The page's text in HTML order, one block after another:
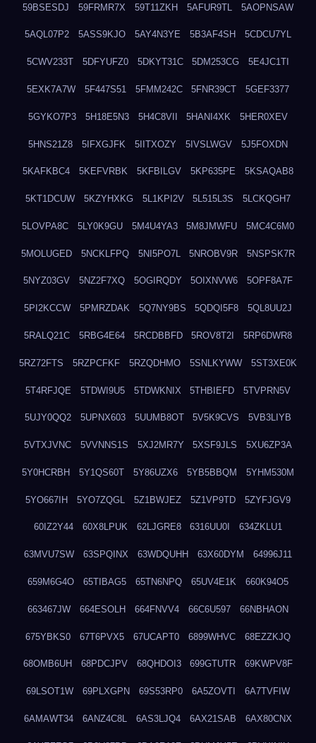
59BSESDJ 59FRMR7X 59T11ZKH 5AFUR9TL 5AOPNSAW
5AQL07P2 5ASS9KJO 5AY4N3YE 5B3AF4SH 5CDCU7YL
5CWV233T 5DFYUFZ0 5DKYT31C 5DM253CG 5E4JC1TI
5EXK7A7W 5F447S51 5FMM242C 5FNR39CT 5GEF3377
5GYKO7P3 5H18E5N3 5H4C8VII 5HANI4XK 5HER0XEV
5HNS21Z8 5IFXGJFK 5IITXOZY 5IVSLWGV 5J5FOXDN
5KAFKBC4 5KEFVRBK 5KFBILGV 5KP635PE 5KSAQAB8
5KT1DCUW 5KZYHXKG 5L1KPI2V 5L515L3S 5LCKQGH7
5LOVPA8C 5LY0K9GU 5M4U4YA3 5M8JMWFU 5MC4C6M0
5MOLUGED 5NCKLFPQ 5NI5PO7L 5NROBV9R 5NSPSK7R
5NYZ03GV 5NZ2F7XQ 5OGIRQDY 5OIXNVW6 5OPF8A7F
5PI2KCCW 5PMRZDAK 5Q7NY9BS 5QDQI5F8 5QL8UU2J
5RALQ21C 5RBG4E64 5RCDBBFD 5ROV8T2I 5RP6DWR8
5RZ72FTS 5RZPCFKF 5RZQDHMO 5SNLKYWW 5ST3XE0K
5T4RFJQE 5TDWI9U5 5TDWKNIX 5THBIEFD 5TVPRN5V
5UJY0QQ2 5UPNX603 5UUMB8OT 5V5K9CVS 5VB3LIYB
5VTXJVNC 5VVNNS1S 5XJ2MR7Y 5XSF9JLS 5XU6ZP3A
5Y0HCRBH 5Y1QS60T 5Y86UZX6 5YB5BBQM 5YHM530M
5YO667IH 5YO7ZQGL 5Z1BWJEZ 5Z1VP9TD 5ZYFJGV9
60IZ2Y44 60X8LPUK 62LJGRE8 6316UU0I 634ZKLU1
63MVU7SW 63SPQINX 63WDQUHH 63X60DYM 64996J11
659M6G4O 65TIBAG5 65TN6NPQ 65UV4E1K 660K94O5
663467JW 664ESOLH 664FNVV4 66C6U597 66NBHAON
675YBKS0 67T6PVX5 67UCAPT0 6899WHVC 68EZZKJQ
68OMB6UH 68PDCJPV 68QHDOI3 699GTUTR 69KWPV8F
69LSOT1W 69PLXGPN 69S53RP0 6A5ZOVTI 6A7TVFIW
6AMAWT34 6ANZ4C8L 6AS3LJQ4 6AX21SAB 6AX80CNX